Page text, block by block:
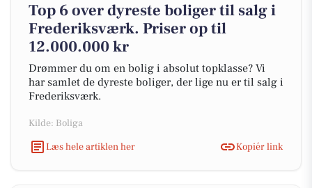
Top 6 over dyreste boliger til salg i
Frederiksværk. Priser op til
12.000.000 kr
Drømmer du om en bolig i absolut topklasse? Vi
har samlet de dyreste boliger, der lige nu er til salg i
Frederiksværk.
Kilde: Boliga
Læs hele artiklen her
Kopiér link